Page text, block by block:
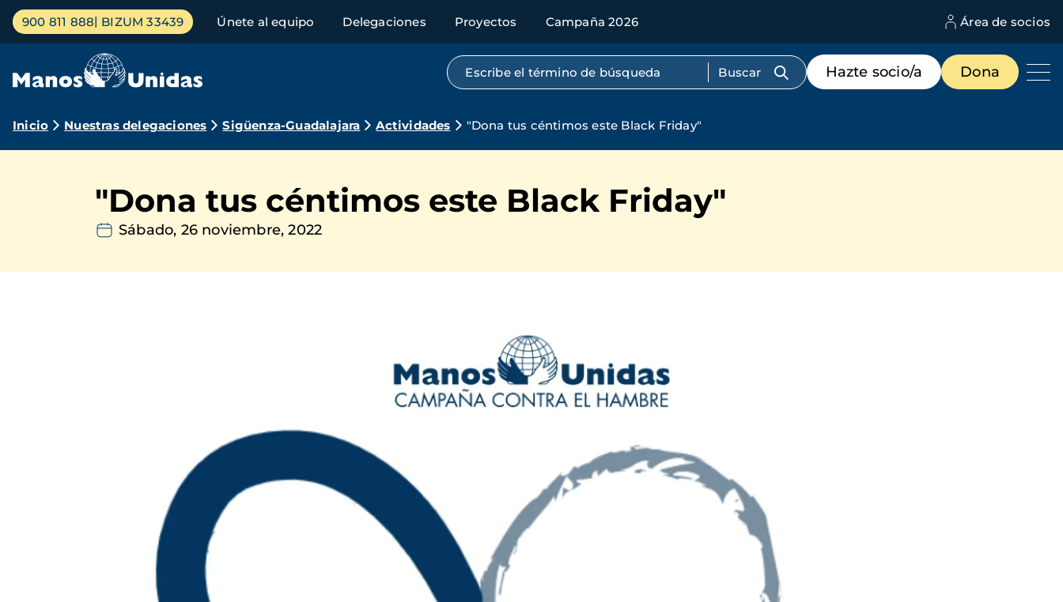
Pasar
contenido
Menú
principal
900 811 888 BIZUM 33439 Únete al equipo Delegaciones Proyectos Campaña 2026 Área de socios
Búsqueda por texto completo
Menú
de
destacados
Hazte socio/a Dona
Ruta
navegación
Inicio Nuestras delegaciones Sigüenza-Guadalajara Actividades "Dona tus céntimos este Black Friday"
"Dona tus céntimos este Black Friday"
Sábado, 26 noviembre, 2022